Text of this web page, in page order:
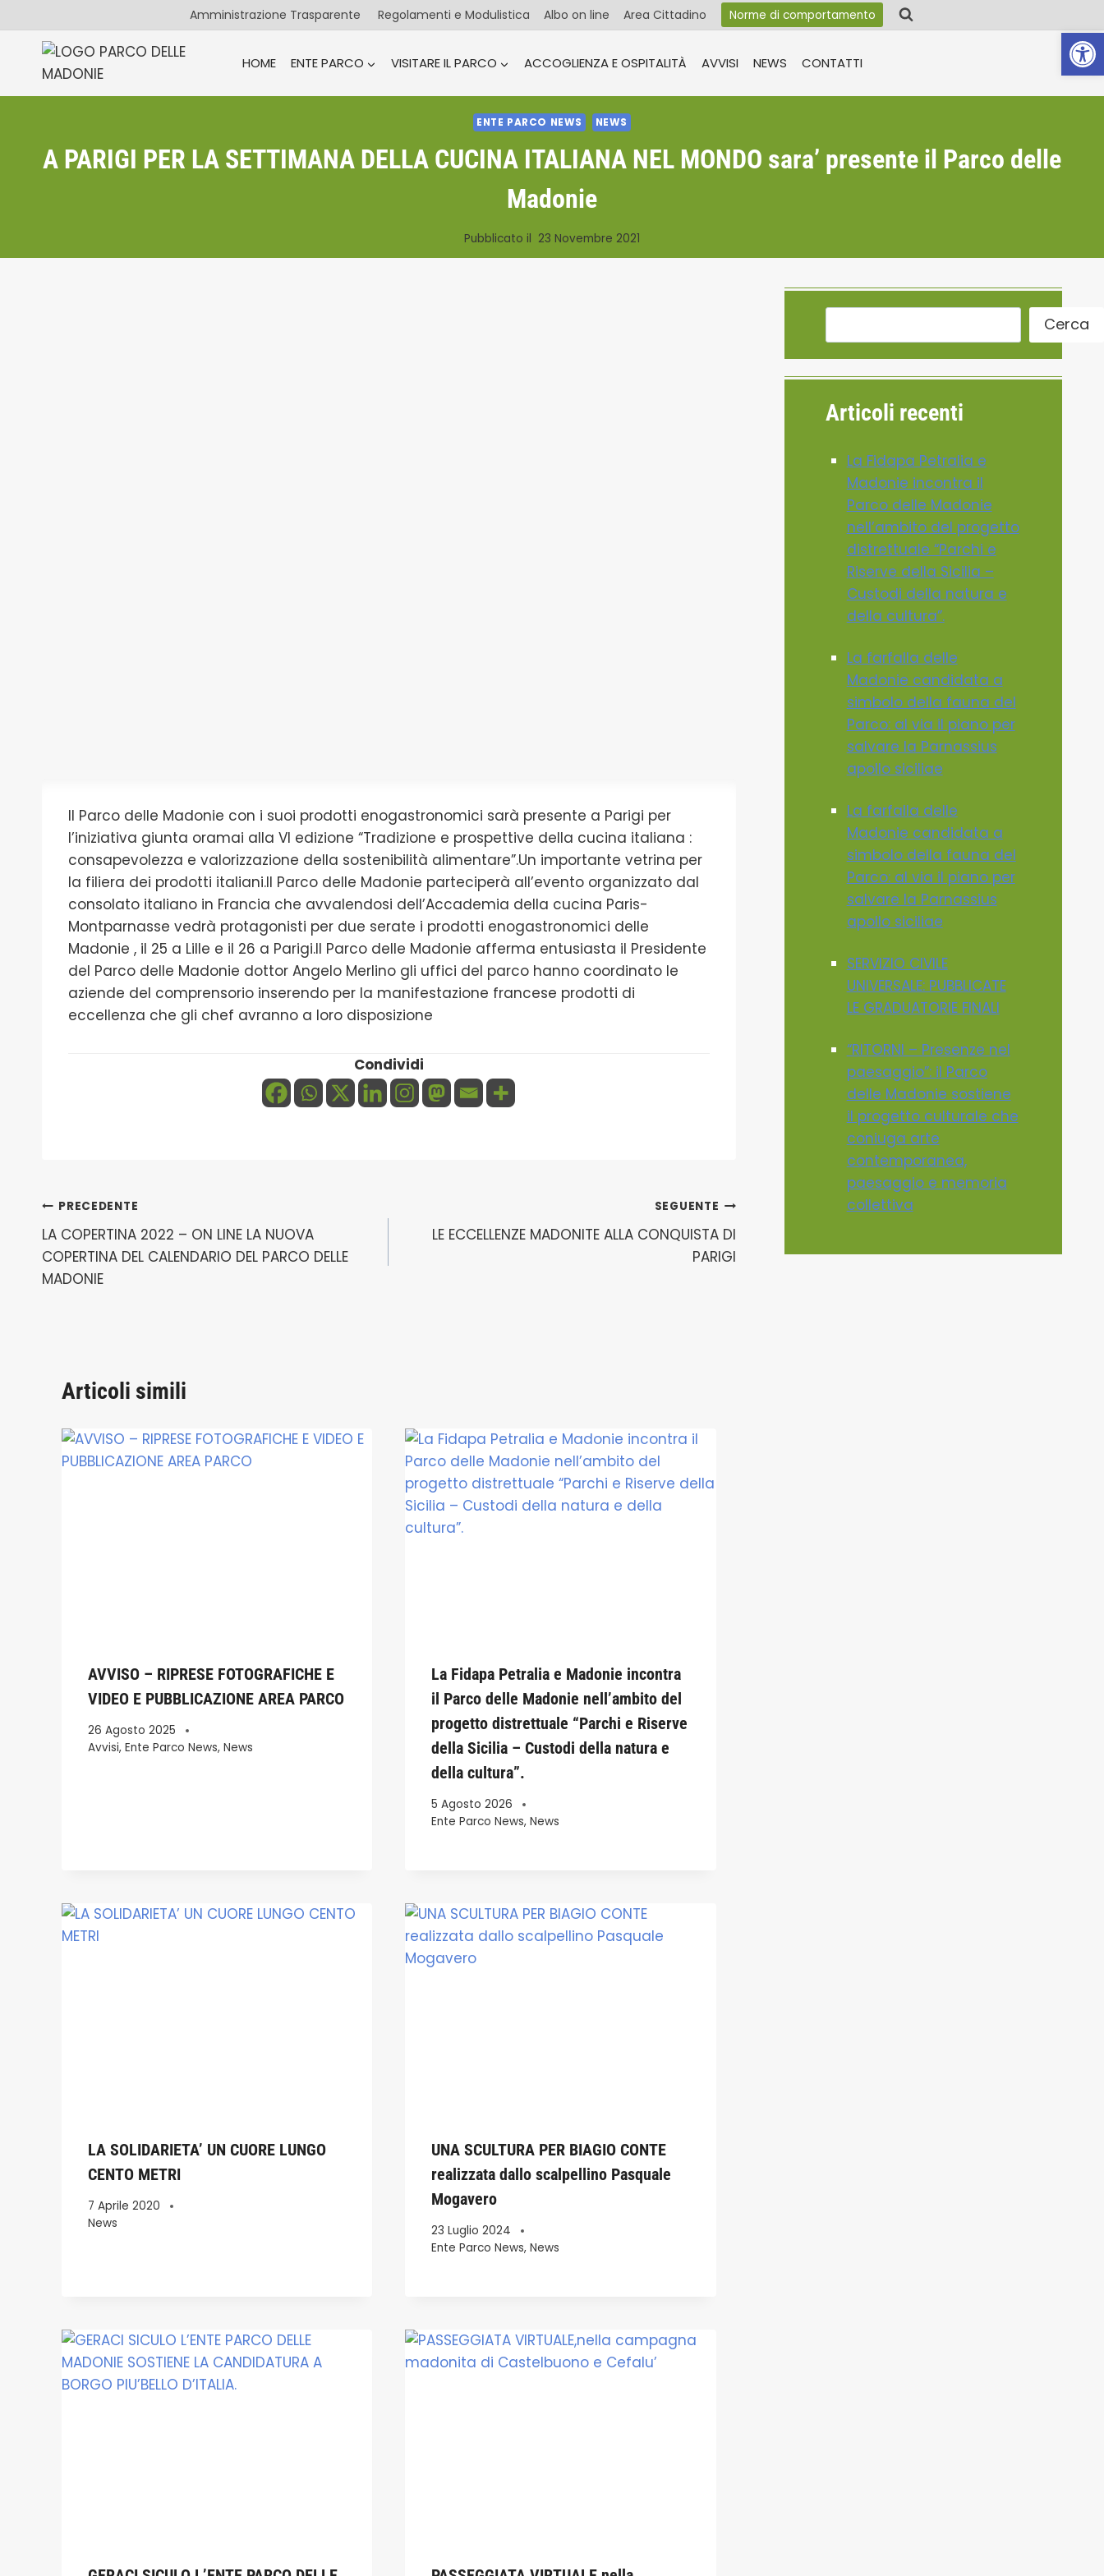
Apri
al
contenuto
Amministrazione Trasparente Regolamenti e Modulistica Albo on line Area Cittadino Norme di comportamento
HOME ENTE PARCO VISITARE IL PARCO ACCOGLIENZA E OSPITALITÀ AVVISI NEWS CONTATTI
ENTE PARCO NEWS NEWS
A PARIGI PER LA SETTIMANA DELLA CUCINA ITALIANA NEL MONDO sara’ presente il Parco delle
Madonie
Pubblicato il 23 Novembre 2021
Il Parco delle Madonie con i suoi prodotti enogastronomici sarà presente a Parigi per
l’iniziativa giunta oramai alla VI edizione “Tradizione e prospettive della cucina italiana :
consapevolezza e valorizzazione della sostenibilità alimentare”.Un importante vetrina per
la filiera dei prodotti italiani.Il Parco delle Madonie parteciperà all’evento organizzato dal
consolato italiano in Francia che avvalendosi dell’Accademia della cucina Paris-
Montparnasse vedrà protagonisti per due serate i prodotti enogastronomici delle
Madonie , il 25 a Lille e il 26 a Parigi.Il Parco delle Madonie afferma entusiasta il Presidente
del Parco delle Madonie dottor Angelo Merlino gli uffici del parco hanno coordinato le
aziende del comprensorio inserendo per la manifestazione francese prodotti di
eccellenza che gli chef avranno a loro disposizione
Condividi
Navigazione
articoli
PRECEDENTE
LA COPERTINA 2022 – ON LINE LA NUOVA
COPERTINA DEL CALENDARIO DEL PARCO DELLE
MADONIE
SEGUENTE
LE ECCELLENZE MADONITE ALLA CONQUISTA DI
PARIGI
Articoli simili
AVVISO – RIPRESE FOTOGRAFICHE E
VIDEO E PUBBLICAZIONE AREA PARCO
26 Agosto 2025
Avvisi, Ente Parco News, News
La Fidapa Petralia e Madonie incontra
il Parco delle Madonie nell’ambito del
progetto distrettuale “Parchi e Riserve
della Sicilia – Custodi della natura e
della cultura”.
5 Agosto 2026
Ente Parco News,News
LA SOLIDARIETA’ UN CUORE LUNGO
CENTO METRI
7 Aprile 2020
News
UNA SCULTURA PER BIAGIO CONTE
realizzata dallo scalpellino Pasquale
Mogavero
23 Luglio 2024
Ente Parco News,News
Cerca
Articoli recenti
La Fidapa Petralia e
Madonie incontra il
Parco delle Madonie
nell’ambito del progetto
distrettuale “Parchi e
Riserve della Sicilia –
Custodi della natura e
della cultura”.
La farfalla delle
Madonie candidata a
simbolo della fauna del
Parco: al via il piano per
salvare la Parnassius
apollo siciliae
La farfalla delle
Madonie candidata a
simbolo della fauna del
Parco: al via il piano per
salvare la Parnassius
apollo siciliae
SERVIZIO CIVILE
UNIVERSALE: PUBBLICATE
LE GRADUATORIE FINALI
“RITORNI – Presenze nel
paesaggio”: il Parco
delle Madonie sostiene
il progetto culturale che
coniuga arte
contemporanea,
paesaggio e memoria
collettiva